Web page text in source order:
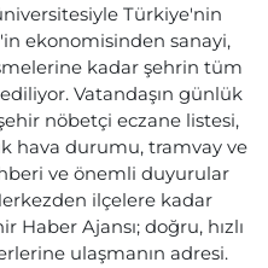
Türkiye'nin
ekonomisinden sanayi,
kadar şehrin tüm
Vatandaşın günlük
nöbetçi eczane listesi,
hava durumu, tramvay ve
ve önemli duyurular
ilçelere kadar
Haber Ajansı; doğru, hızlı
ulaşmanın adresi.